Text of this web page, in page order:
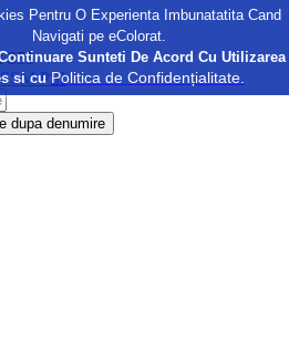
355
dupa denumire
Pentru O Experienta Imbunatatita Cand
Navigati pe eColorat.
Sunteti De Acord Cu Utilizarea
si cu Politica de Confidențialitate.